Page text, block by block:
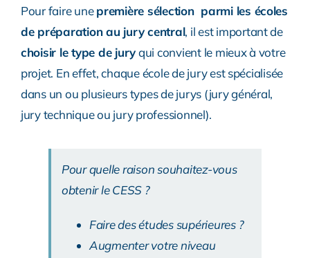
Pour faire unepremière sélection parmi les écoles
de préparation au jury central, il est important de
choisir le type de juryqui convient le mieux à votre
projet. En effet, chaque école de jury est spécialisée
dans un ou plusieurs types de jurys (jury général,
jury technique ou jury professionnel).
Pour quelle raison souhaitez-vous
obtenir le CESS ?
Faire des études supérieures ?
Augmenter votre niveau